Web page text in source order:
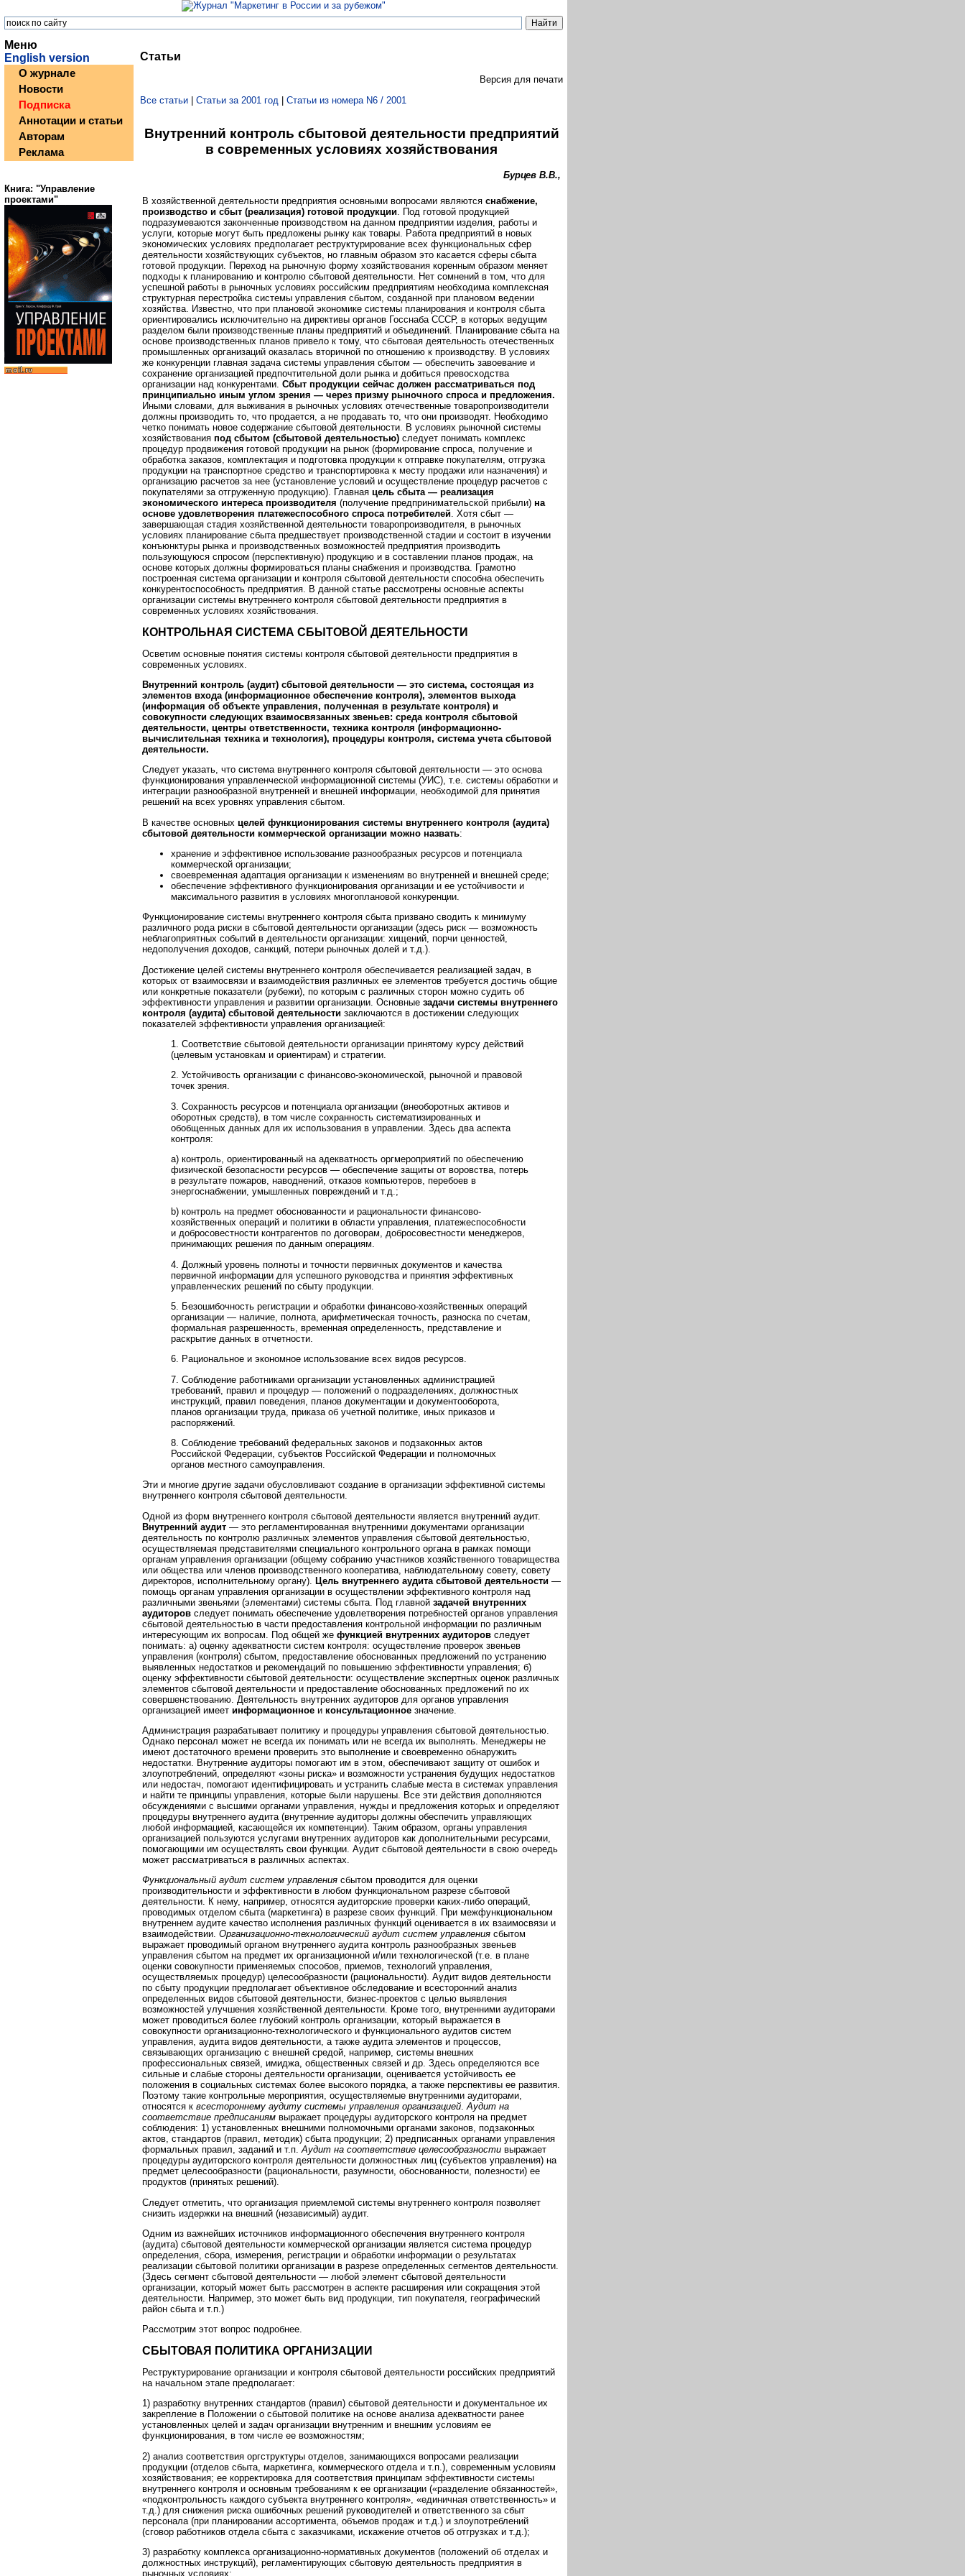
Меню
English version
О журнале
Новости
Подписка
Аннотации и статьи
Авторам
Реклама
Книга: "Управление
проектами"
Статьи
Версия для печати
Все статьи | Статьи за 2001 год | Статьи из номера N6 / 2001
Внутренний контроль сбытовой деятельности предприятий
в современных условиях хозяйствования
Бурцев В.В.,
В хозяйственной деятельности предприятия основными вопросами являются снабжение,
производство и сбыт (реализация) готовой продукции. Под готовой продукцией
подразумеваются законченные производством на данном предприятии изделия, работы и
услуги, которые могут быть предложены рынку как товары. Работа предприятий в новых
экономических условиях предполагает реструктурирование всех функциональных сфер
деятельности хозяйствующих субъектов, но главным образом это касается сферы сбыта
готовой продукции. Переход на рыночную форму хозяйствования коренным образом меняет
подходы к планированию и контролю сбытовой деятельности. Нет сомнений в том, что для
успешной работы в рыночных условиях российским предприятиям необходима комплексная
структурная перестройка системы управления сбытом, созданной при плановом ведении
хозяйства. Известно, что при плановой экономике системы планирования и контроля сбыта
ориентировались исключительно на директивы органов Госснаба СССР, в которых ведущим
разделом были производственные планы предприятий и объединений. Планирование сбыта на
основе производственных планов привело к тому, что сбытовая деятельность отечественных
промышленных организаций оказалась вторичной по отношению к производству. В условиях
же конкуренции главная задача системы управления сбытом — обеспечить завоевание и
сохранение организацией предпочтительной доли рынка и добиться превосходства
организации над конкурентами. Сбыт продукции сейчас должен рассматриваться под
принципиально иным углом зрения — через призму рыночного спроса и предложения.
Иными словами, для выживания в рыночных условиях отечественные товаропроизводители
должны производить то, что продается, а не продавать то, что они производят. Необходимо
четко понимать новое содержание сбытовой деятельности. В условиях рыночной системы
хозяйствования под сбытом (сбытовой деятельностью) следует понимать комплекс
процедур продвижения готовой продукции на рынок (формирование спроса, получение и
обработка заказов, комплектация и подготовка продукции к отправке покупателям, отгрузка
продукции на транспортное средство и транспортировка к месту продажи или назначения) и
организацию расчетов за нее (установление условий и осуществление процедур расчетов с
покупателями за отгруженную продукцию). Главная цель сбыта — реализация
экономического интереса производителя (получение предпринимательской прибыли) на
основе удовлетворения платежеспособного спроса потребителей. Хотя сбыт —
завершающая стадия хозяйственной деятельности товаропроизводителя, в рыночных
условиях планирование сбыта предшествует производственной стадии и состоит в изучении
конъюнктуры рынка и производственных возможностей предприятия производить
пользующуюся спросом (перспективную) продукцию и в составлении планов продаж, на
основе которых должны формироваться планы снабжения и производства. Грамотно
построенная система организации и контроля сбытовой деятельности способна обеспечить
конкурентоспособность предприятия. В данной статье рассмотрены основные аспекты
организации системы внутреннего контроля сбытовой деятельности предприятия в
современных условиях хозяйствования.
КОНТРОЛЬНАЯ СИСТЕМА СБЫТОВОЙ ДЕЯТЕЛЬНОСТИ
Осветим основные понятия системы контроля сбытовой деятельности предприятия в
современных условиях.
Внутренний контроль (аудит) сбытовой деятельности — это система, состоящая из
элементов входа (информационное обеспечение контроля), элементов выхода
(информация об объекте управления, полученная в результате контроля) и
совокупности следующих взаимосвязанных звеньев: среда контроля сбытовой
деятельности, центры ответственности, техника контроля (информационно-
вычислительная техника и технология), процедуры контроля, система учета сбытовой
деятельности.
Следует указать, что система внутреннего контроля сбытовой деятельности — это основа
функционирования управленческой информационной системы (УИС), т.е. системы обработки и
интеграции разнообразной внутренней и внешней информации, необходимой для принятия
решений на всех уровнях управления сбытом.
В качестве основных целей функционирования системы внутреннего контроля (аудита)
сбытовой деятельности коммерческой организации можно назвать:
хранение и эффективное использование разнообразных ресурсов и потенциала
коммерческой организации;
своевременная адаптация организации к изменениям во внутренней и внешней среде;
обеспечение эффективного функционирования организации и ее устойчивости и
максимального развития в условиях многоплановой конкуренции.
Функционирование системы внутреннего контроля сбыта призвано сводить к минимуму
различного рода риски в сбытовой деятельности организации (здесь риск — возможность
неблагоприятных событий в деятельности организации: хищений, порчи ценностей,
недополучения доходов, санкций, потери рыночных долей и т.д.).
Достижение целей системы внутреннего контроля обеспечивается реализацией задач, в
которых от взаимосвязи и взаимодействия различных ее элементов требуется достичь общие
или конкретные показатели (рубежи), по которым с различных сторон можно судить об
эффективности управления и развитии организации. Основные задачи системы внутреннего
контроля (аудита) сбытовой деятельности заключаются в достижении следующих
показателей эффективности управления организацией:
1. Соответствие сбытовой деятельности организации принятому курсу действий
(целевым установкам и ориентирам) и стратегии.
2. Устойчивость организации с финансово-экономической, рыночной и правовой
точек зрения.
3. Сохранность ресурсов и потенциала организации (внеоборотных активов и
оборотных средств), в том числе сохранность систематизированных и
обобщенных данных для их использования в управлении. Здесь два аспекта
контроля:
a) контроль, ориентированный на адекватность оргмероприятий по обеспечению
физической безопасности ресурсов — обеспечение защиты от воровства, потерь
в результате пожаров, наводнений, отказов компьютеров, перебоев в
энергоснабжении, умышленных повреждений и т.д.;
b) контроль на предмет обоснованности и рациональности финансово-
хозяйственных операций и политики в области управления, платежеспособности
и добросовестности контрагентов по договорам, добросовестности менеджеров,
принимающих решения по данным операциям.
4. Должный уровень полноты и точности первичных документов и качества
первичной информации для успешного руководства и принятия эффективных
управленческих решений по сбыту продукции.
5. Безошибочность регистрации и обработки финансово-хозяйственных операций
организации — наличие, полнота, арифметическая точность, разноска по счетам,
формальная разрешенность, временная определенность, представление и
раскрытие данных в отчетности.
6. Рациональное и экономное использование всех видов ресурсов.
7. Соблюдение работниками организации установленных администрацией
требований, правил и процедур — положений о подразделениях, должностных
инструкций, правил поведения, планов документации и документооборота,
планов организации труда, приказа об учетной политике, иных приказов и
распоряжений.
8. Соблюдение требований федеральных законов и подзаконных актов
Российской Федерации, субъектов Российской Федерации и полномочных
органов местного самоуправления.
Эти и многие другие задачи обусловливают создание в организации эффективной системы
внутреннего контроля сбытовой деятельности.
Одной из форм внутреннего контроля сбытовой деятельности является внутренний аудит.
Внутренний аудит — это регламентированная внутренними документами организации
деятельность по контролю различных элементов управления сбытовой деятельностью,
осуществляемая представителями специального контрольного органа в рамках помощи
органам управления организации (общему собранию участников хозяйственного товарищества
или общества или членов производственного кооператива, наблюдательному совету, совету
директоров, исполнительному органу). Цель внутреннего аудита сбытовой деятельности —
помощь органам управления организации в осуществлении эффективного контроля над
различными звеньями (элементами) системы сбыта. Под главной задачей внутренних
аудиторов следует понимать обеспечение удовлетворения потребностей органов управления
сбытовой деятельностью в части предоставления конт­рольной информации по различным
интересующим их вопросам. Под общей же функцией внутренних аудиторов следует
понимать: а) оценку адекватности систем контроля: осуществление проверок звеньев
управления (контроля) сбытом, предоставление обосно­ванных предложений по устранению
выявленных недостатков и рекомендаций по повышению эффективности управления; б)
оценку эффективности сбытовой деятельности: осуществление экспертных оценок различных
элементов сбытовой деятельности и предоставление обоснованных предложений по их
совершенствованию. Деятельность внутренних аудиторов для органов управления
организацией имеет информационное и консультационное значение.
Администрация разрабатывает политику и процедуры управления сбытовой деятельностью.
Однако персонал может не всегда их понимать или не всегда их выполнять. Менеджеры не
имеют достаточного времени проверить это выполнение и свое­временно обнаружить
недостатки. Внутренние аудиторы помогают им в этом, обеспечивают защиту от ошибок и
злоупотреблений, определяют «зоны риска» и возможности устранения будущих недостатков
или недостач, помогают идентифицировать и устранить слабые места в системах управления
и найти те принципы управления, которые были нарушены. Все эти действия дополняются
обсуждениями с высшими органами управления, нужды и предложения которых и определяют
процедуры внутреннего аудита (внутренние аудиторы должны обеспечить управляющих
любой информацией, касающейся их компетенции). Таким образом, органы управления
организацией пользуются услугами внутренних аудиторов как дополнительными ресурсами,
помогающими им осуществлять свои функции. Аудит сбытовой деятельности в свою очередь
может рассматриваться в различных аспектах.
Функциональный аудит систем управления сбытом проводится для оценки
производительности и эффективности в любом функциональном разрезе сбытовой
деятельности. К нему, например, относятся аудиторские проверки каких-либо операций,
проводимых отделом сбыта (маркетинга) в разрезе своих функций. При межфункциональном
внутреннем аудите качество исполнения различных функций оценивается в их взаимосвязи и
взаимодействии. Организационно-технологический аудит систем управления сбытом
выражает проводимый органом внутреннего аудита контроль разнообразных звеньев
управления сбытом на предмет их организационной и/или технологической (т.е. в плане
оценки совокупности применяемых способов, приемов, технологий управления,
осуществляемых процедур) целесообразности (рациональности). Аудит видов деятельности
по сбыту продукции предполагает объективное обследование и всесторонний анализ
определенных видов сбытовой деятельности, бизнес-проектов с целью выявления
возможностей улучшения хозяйственной деятельности. Кроме того, внутренними аудиторами
может проводиться более глубокий контроль организации, который выражается в
совокупности организационно-технологического и функционального аудитов систем
управления, аудита видов деятельности, а также аудита элементов и процессов,
связывающих организацию с внешней средой, например, системы внешних
профессиональных связей, имиджа, общественных связей и др. Здесь определяются все
сильные и слабые стороны деятельности организации, оценивается устойчивость ее
положения в социальных системах более высокого порядка, а также перспективы ее развития.
Поэтому такие контрольные мероприятия, осуществляемые внутренними аудиторами,
относятся к всестороннему аудиту системы управления организацией.Аудит на
соответствие предписаниям выражает процедуры аудиторского контроля на предмет
соблюдения: 1) установленных внешними полномочными органами законов, подзаконных
актов, стандартов (правил, методик) сбыта продукции; 2) предписанных органами управления
формальных правил, заданий и т.п.Аудит на соответствие целесообразности выражает
процедуры аудиторского контроля деятельности должностных лиц (субъектов управления) на
предмет целесообразности (рациональности, разумности, обоснованности, полезности) ее
продуктов (принятых решений).
Следует отметить, что организация приемлемой системы внутреннего контроля позволяет
снизить издержки на внешний (независимый) аудит.
Одним из важнейших источников информационного обеспечения внутреннего контроля
(аудита) сбытовой деятельности коммерческой организации является система процедур
определения, сбора, измерения, регистрации и обработки информации о результатах
реализации сбытовой политики организации в разрезе определенных сегментов деятельности.
(Здесь сегмент сбытовой деятельности — любой элемент сбытовой деятельности
организации, который может быть рассмотрен в аспекте расширения или сокращения этой
деятельности. Например, это может быть вид продукции, тип покупателя, географический
район сбыта и т.п.)
Рассмотрим этот вопрос подробнее.
СБЫТОВАЯ ПОЛИТИКА ОРГАНИЗАЦИИ
Реструктурирование организации и контроля сбытовой деятельности россий­ских предприятий
на начальном этапе предполагает:
1) разработку внутренних стандартов (правил) сбытовой деятельности и документальное их
закрепление в Положении о сбытовой политике на основе анализа адекватности ранее
установленных целей и задач организации внутренним и внешним условиям ее
функционирования, в том числе ее возможностям;
2) анализ соответствия оргструктуры отделов, занимающихся вопросами реализации
продукции (отделов сбыта, маркетинга, коммерческого отдела и т.п.), современным условиям
хозяйствования; ее корректировка для соответствия принципам эффективности системы
внутреннего контроля и основным требованиям к ее организации («разделение обязанностей»,
«подконтрольность каждого субъекта внутреннего контроля», «единичная ответственность» и
т.д.) для снижения риска ошибочных решений руководителей и ответственного за сбыт
персонала (при планировании ассортимента, объемов продаж и т.д.) и злоупотреблений
(сговор работников отдела сбыта с заказчиками, искажение отчетов об отгрузках и т.д.);
3) разработку комплекса организационно-нормативных документов (положений об отделах и
должностных инструкций), регламентирующих сбытовую деятельность предприятия в
рыночных условиях;